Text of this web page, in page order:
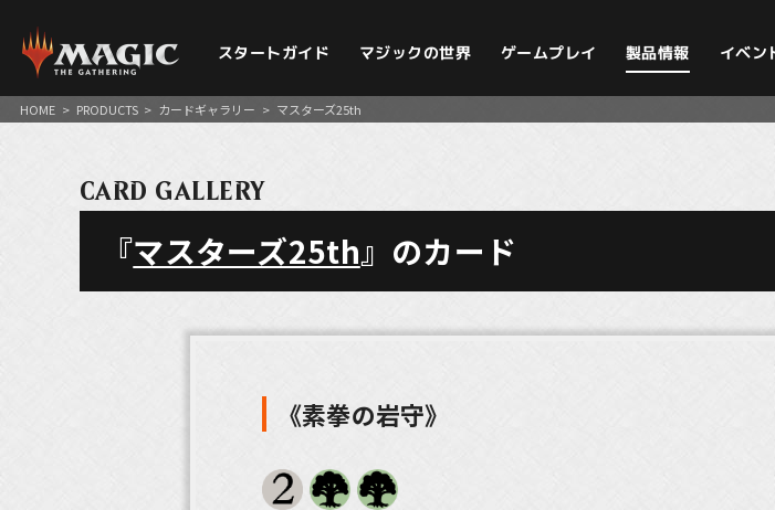
スタートガイド マジックの世界 ゲームプレイ 製品情報 イベン
HOME > PRODUCTS > カードギャラリー > マスターズ25th
CARD GALLERY
『マスターズ25th』のカード
《素拳の岩守》